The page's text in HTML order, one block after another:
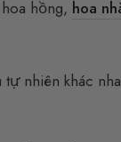
hồng, hoa
nhiên khác